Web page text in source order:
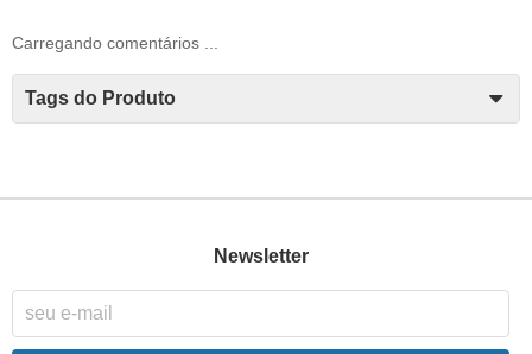
Carregando comentários ...
Tags do Produto
Newsletter